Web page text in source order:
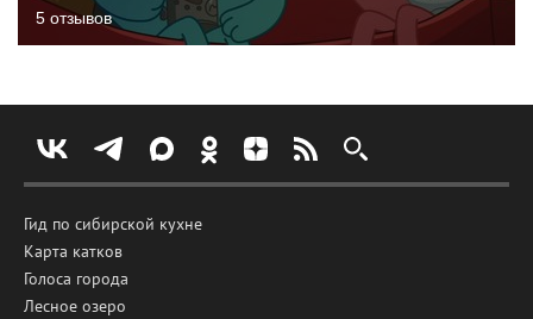
5 отзывов
Гид по сибирской кухне
Карта катков
Голоса города
Лесное озеро